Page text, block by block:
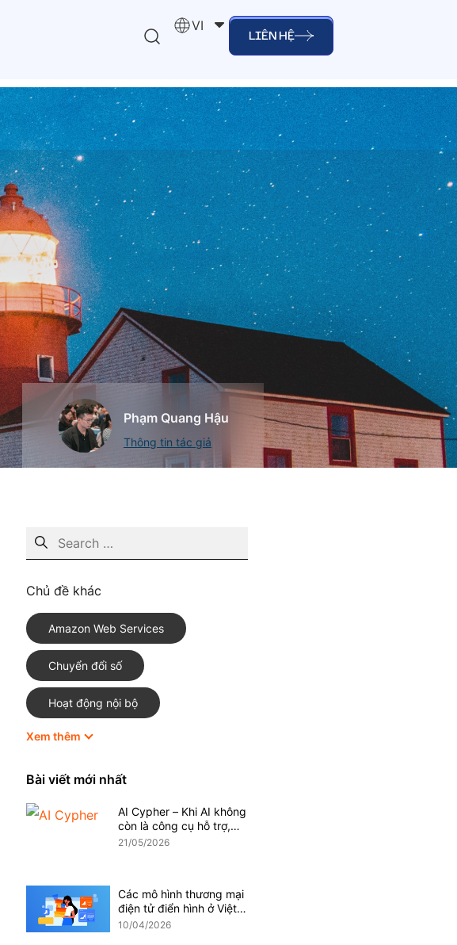
VI
LIÊN HỆ
Phạm Quang Hậu
Thông tin tác giả
Chủ đề khác
Amazon Web Services
Chuyển đổi số
Hoạt động nội bộ
HubSpot
Marketing
Odoo Phần mềm CRM
Quản trị doanh nghiệp
Shopify
Thương mại điện tử
Xem thêm
Bài viết mới nhất
AI Cypher – Khi AI không
còn là công cụ hỗ trợ,
mà trở thành một phần
21/05/2026
Các mô hình thương mại
điện tử điển hình ở Việt
Nam hiện nay
10/04/2026